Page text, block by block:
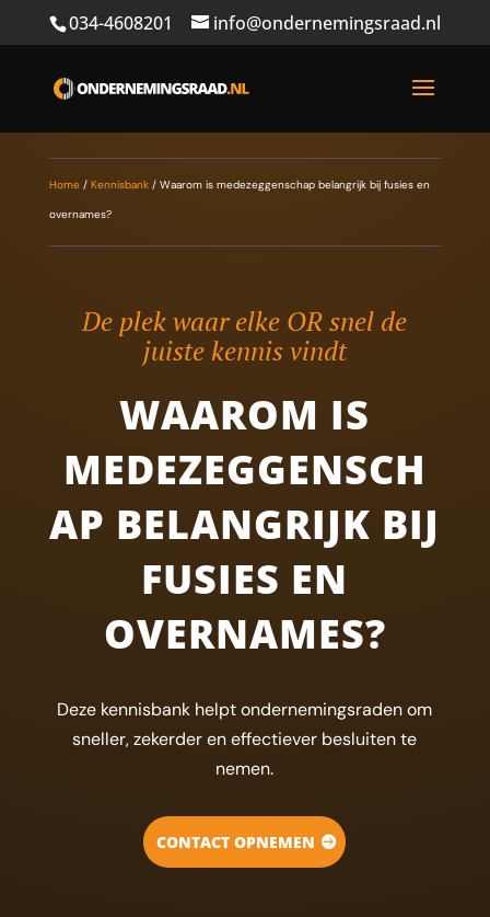
034-4608201 info@ondernemingsraad.nl
Home/ Kennisbank/ Waarom is medezeggenschap belangrijk bij fusies en
overnames?
De plek waar elke OR snel de
juiste kennis vindt
WAAROM IS
MEDEZEGGENSCH
AP BELANGRIJK BIJ
FUSIES EN
OVERNAMES?
Deze kennisbank helpt ondernemingsraden om
sneller, zekerder en effectiever besluiten te
nemen.
CONTACT OPNEMEN